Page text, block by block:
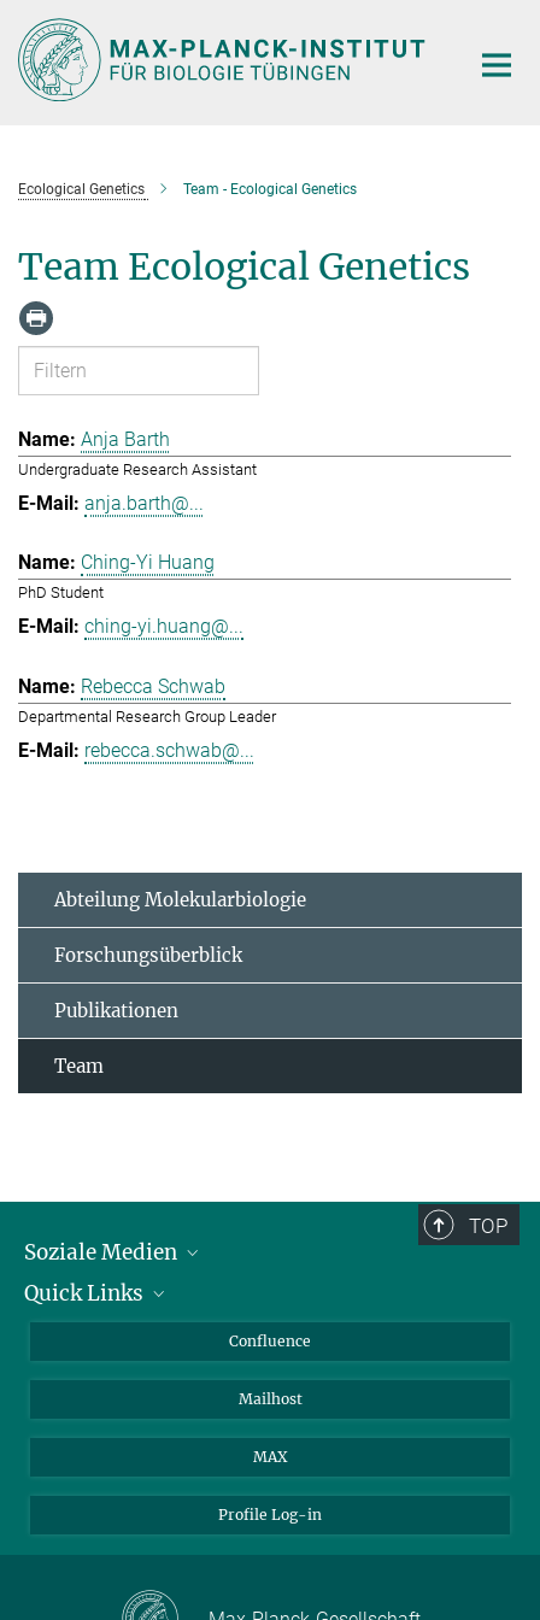
Hauptinhalt
Ecological Genetics Team - Ecological Genetics
Team Ecological Genetics
Anja Barth
Undergraduate Research Assistant
anja.barth@...
Ching-Yi Huang
PhD Student
ching-yi.huang@...
Rebecca Schwab
Departmental Research Group Leader
rebecca.schwab@...
Abteilung Molekularbiologie
Forschungsüberblick
Publikationen
Team
TOP
Soziale Medien
LinkedIn
Quick Links
Für Journalisten und Journalistinnen
Ihr Weg zu uns
Confluence
Mailhost
MAX
Profile Log-in